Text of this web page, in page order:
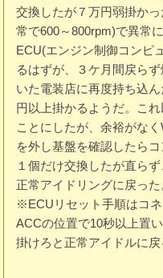
交換したが７万円弱掛か
常で600～800rpm)で異常
ECU(エンジン制御コンピ
るはずが、３ケ月間戻ら
いた電装店に再度持ち込
円以上掛かるようだ。こ
ことにしたが、余裕がな
を外し基盤を確認したら
１個だけ交換したが直ら
正常アイドリングに戻っ
※ECUリセット手順はコ
ACCの位置で10秒以上置
掛けろと正常アイドルに